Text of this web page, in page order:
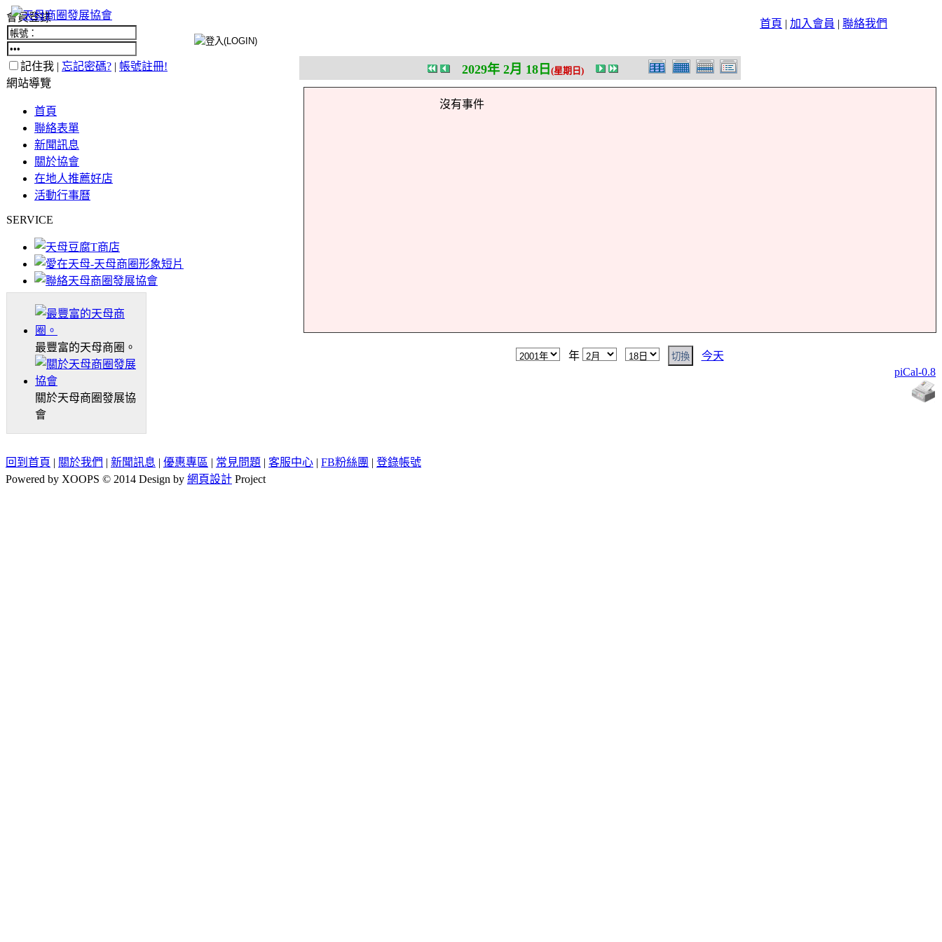
首頁 | 加入會員 | 聯絡我們
會員登錄
記住我 | 忘記密碼? | 帳號註冊!
網站導覽
首頁
聯絡表單
新聞訊息
關於協會
在地人推薦好店
活動行事曆
SERVICE
最豐富的天母商圈。
關於天母商圈發展協
會
2029年 2月 18日 (星期日)
沒有事件
年
今天
piCal-0.8
回到首頁 | 關於我們 | 新聞訊息 | 優惠專區 | 常見問題 | 客服中心 | FB粉絲團 | 登錄帳號
Powered by XOOPS © 2014 Design by 網頁設計 Project